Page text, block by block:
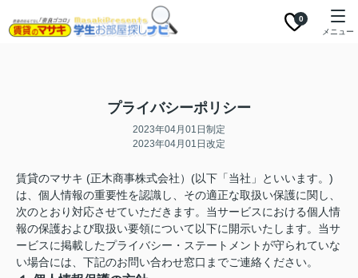
0
メニュー
プライバシーポリシー
2023年04月01日制定
2023年04月01日改定
賃貸のマサキ (正木商事株式会社）(以下「当社」といいます。)
は、個人情報の重要性を認識し、その適正な取扱い保護に関し、
次のとおり対応させていただきます。当サービスにおける個人情
報の保護および取扱い要領について以下に開示いたします。当サ
ービスに掲載したプライバシー・ステートメントが守られていな
い場合には、下記のお問い合わせ窓口までご連絡ください。